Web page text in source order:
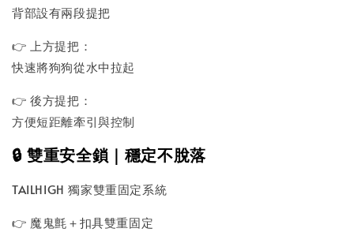
背部設有兩段提把
👉 上方提把：
快速將狗狗從水中拉起
👉 後方提把：
方便短距離牽引與控制
🔒 雙重安全鎖｜穩定不脫落
TAILHIGH 獨家雙重固定系統
👉 魔鬼氈＋扣具雙重固定